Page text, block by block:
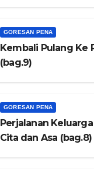
GORESAN PENA
Kembali Pulang Ke
(bag.9)
GORESAN PENA
Perjalanan
Cita dan Asa (bag.8)